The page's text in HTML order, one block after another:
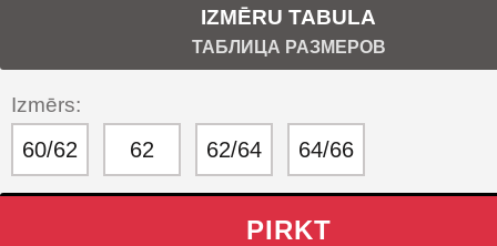
IZMĒRU TABULA
ТАБЛИЦА РАЗМЕРОВ
Izmērs:
60/62 62 62/64 64/66
PIRKT